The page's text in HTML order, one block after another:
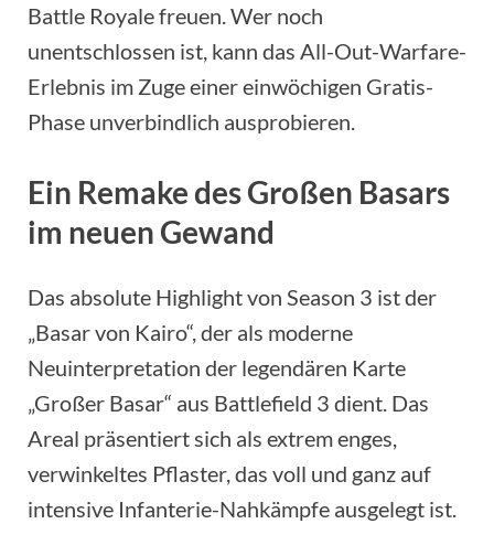
Battle Royale freuen. Wer noch
unentschlossen ist, kann das All-Out-Warfare-
Erlebnis im Zuge einer einwöchigen Gratis-
Phase unverbindlich ausprobieren.
Ein Remake des Großen Basars
im neuen Gewand
Das absolute Highlight von Season 3 ist der
„Basar von Kairo“, der als moderne
Neuinterpretation der legendären Karte
„Großer Basar“ aus Battlefield 3 dient. Das
Areal präsentiert sich als extrem enges,
verwinkeltes Pflaster, das voll und ganz auf
intensive Infanterie-Nahkämpfe ausgelegt ist.